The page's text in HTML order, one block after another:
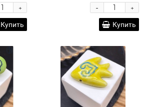
+
Купить
+
-
Купить